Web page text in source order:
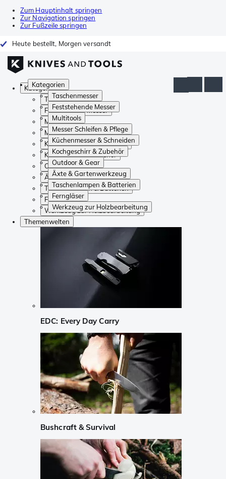
Zum Hauptinhalt springen
Zur Navigation springen
Zur Fußzeile springen
Heute bestellt, Morgen versandt
Kategorien
Taschenmesser
Feststehende Messer
Multitools
Messer Schleifen & Pflege
Küchenmesser & Schneiden
Kochgeschirr & Zubehör
Outdoor & Gear
Äxte & Gartenwerkzeug
Taschenlampen & Batterien
Ferngläser
Werkzeug zur Holzbearbeitung
Kategorien
Taschenmesser
Feststehende Messer
Multitools
Messer Schleifen & Pflege
Küchenmesser & Schneiden
Kochgeschirr & Zubehör
Outdoor & Gear
Äxte & Gartenwerkzeug
Taschenlampen & Batterien
Ferngläser
Werkzeug zur Holzbearbeitung
Themenwelten
EDC: Every Day Carry
Bushcraft & Survival